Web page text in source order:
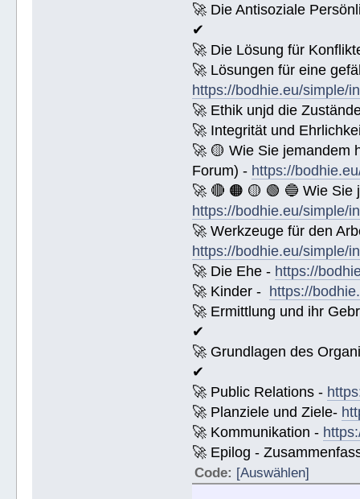
🚀 Die Antisoziale
✔
🚀 Die Lösung für
🚀 Lösungen für eine
https://bodhie.eu/simple/
🚀 Ethik unjd die
🚀 Integrität und
🚀 🟡 Wie Sie jemandem
Forum) - https://
🚀 🔴 🟠 🟡 🟢 🔵 Wie Sie
https://bodhie.eu/simple/
🚀 Werkzeuge für den
https://bodhie.eu/simple/
🚀 Die Ehe - https://
🚀 Kinder - https://
🚀 Ermittlung und ihr
✔
🚀 Grundlagen des
✔
🚀 Public Relations -
🚀 Planziele und Ziele-
🚀 Kommunikation -
🚀 Epilog -
Code: [Auswählen]